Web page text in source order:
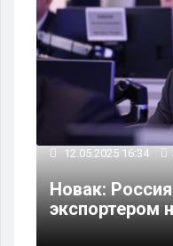
12.05.2025 16:34
Новак:
экспортером